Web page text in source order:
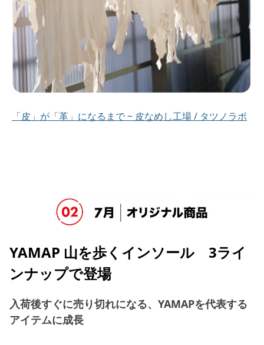
「皮」が「革」になるまで ~ 皮なめし工場 / タツノラボ
YAMAP 山を歩くインソール 3ライ
ンナップで登場
入荷後すぐに売り切れになる、YAMAPを代表する
アイテムに成長